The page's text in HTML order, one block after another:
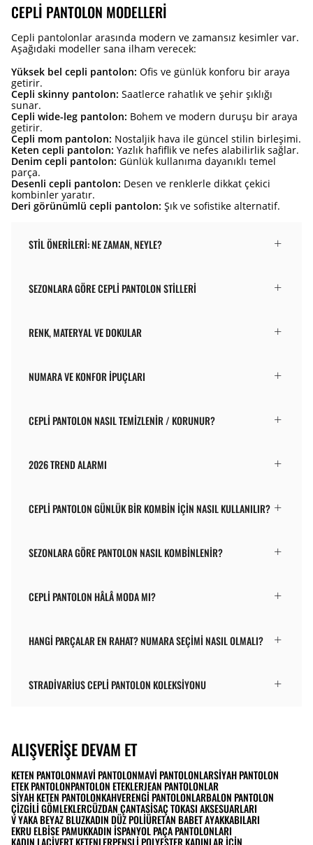
CEPLI PANTOLON MODELLERI
Cepli pantolonlar arasında modern ve zamansız kesimler var.
Aşağıdaki modeller sana ilham verecek:
Yüksek bel cepli pantolon: Ofis ve günlük konforu bir araya
getirir.
Cepli skinny pantolon: Saatlerce rahatlık ve şehir şıklığı
sunar.
Cepli wide-leg pantolon: Bohem ve modern duruşu bir araya
getirir.
Cepli mom pantolon: Nostaljik hava ile güncel stilin birleşimi.
Keten cepli pantolon: Yazlık hafiflik ve nefes alabilirlik sağlar.
Denim cepli pantolon: Günlük kullanıma dayanıklı temel
parça.
Desenli cepli pantolon: Desen ve renklerle dikkat çekici
kombinler yaratır.
Deri görünümlü cepli pantolon: Şık ve sofistike alternatif.
STIL ÖNERILERI: NE ZAMAN, NEYLE?
SEZONLARA GÖRE CEPLI PANTOLON STILLERI
RENK, MATERYAL VE DOKULAR
NUMARA VE KONFOR İPUÇLARI
CEPLI PANTOLON NASIL TEMIZLENIR / KORUNUR?
2026 TREND ALARMI
CEPLI PANTOLON GÜNLÜK BIR KOMBIN IÇIN NASIL KULLANILIR?
SEZONLARA GÖRE PANTOLON NASIL KOMBINLENIR?
CEPLI PANTOLON HÂLÂ MODA MI?
HANGI PARÇALAR EN RAHAT? NUMARA SEÇIMI NASIL OLMALI?
STRADIVARIUS CEPLI PANTOLON KOLEKSIYONU
ALIŞVERIŞE DEVAM ET
KETEN PANTOLONMAVI PANTOLONMAVI PANTOLONLARSIYAH PANTOLON
ETEK PANTOLONPANTOLON ETEKLERJEAN PANTOLONLAR
SIYAH KETEN PANTOLONKAHVERENGI PANTOLONLARBALON PANTOLON
ÇIZGILI GÖMLEKLERCÜZDAN ÇANTASISAÇ TOKASI AKSESUARLARI
V YAKA BEYAZ BLUZKADIN DÜZ POLIÜRETAN BABET AYAKKABILARI
EKRU ELBISE PAMUKKADIN İSPANYOL PAÇA PANTOLONLARI
KADIN LACIVERT KETENLERPENSLI POLYESTER KADINLAR İÇIN